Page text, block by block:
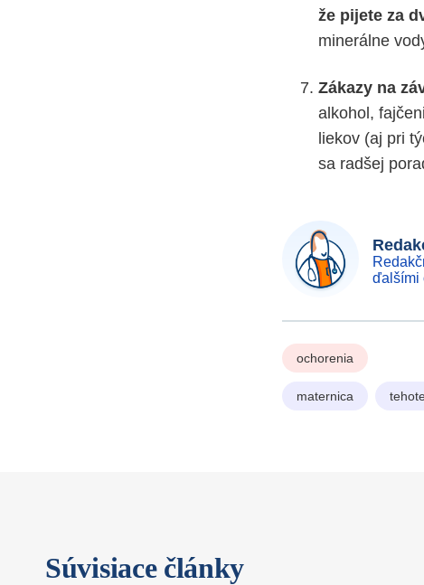
že pijete za
minerálne
Zákazy na
alkohol,
liekov (aj pri
sa radšej
ďalšími
ochorenia
maternica
Súvisiace články